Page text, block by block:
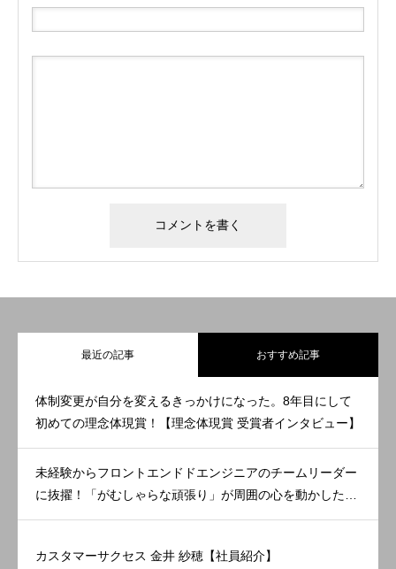
最近の記事 おすすめ記事
体制変更が自分を変えるきっかけになった。8年目にして
初めての理念体現賞！【理念体現賞 受賞者インタビュー】
未経験からフロントエンドドエンジニアのチームリーダー
に抜擢！「がむしゃらな頑張り」が周囲の心を動かした。
【理念体現賞 受賞者インタビュー】
カスタマーサクセス 金井 紗穂【社員紹介】